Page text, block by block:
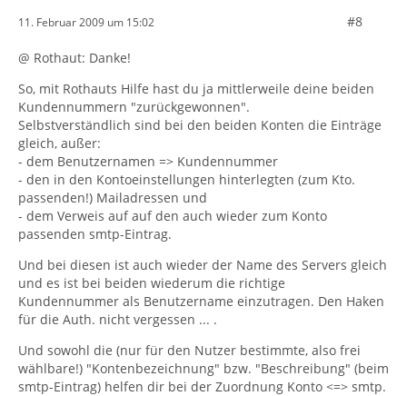
11. Februar 2009 um 15:02 #8
@ Rothaut: Danke!
So, mit Rothauts Hilfe hast du ja mittlerweile deine beiden
Kundennummern "zurückgewonnen".
Selbstverständlich sind bei den beiden Konten die Einträge
gleich, außer:
- dem Benutzernamen => Kundennummer
- den in den Kontoeinstellungen hinterlegten (zum Kto.
passenden!) Mailadressen und
- dem Verweis auf auf den auch wieder zum Konto
passenden smtp-Eintrag.
Und bei diesen ist auch wieder der Name des Servers gleich
und es ist bei beiden wiederum die richtige
Kundennummer als Benutzername einzutragen. Den Haken
für die Auth. nicht vergessen ... .
Und sowohl die (nur für den Nutzer bestimmte, also frei
wählbare!) "Kontenbezeichnung" bzw. "Beschreibung" (beim
smtp-Eintrag) helfen dir bei der Zuordnung Konto <=> smtp.